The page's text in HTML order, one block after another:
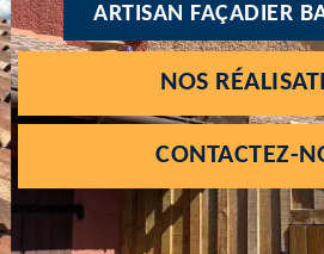
ARTISAN FAÇADIER
NOS
CONTACTEZ-